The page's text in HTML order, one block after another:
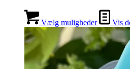
Vælg muligheder Vis